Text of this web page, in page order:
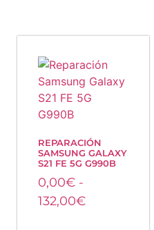
REPARACIÓN
SAMSUNG GALAXY
S21 FE 5G G990B
0,00€ -
132,00€